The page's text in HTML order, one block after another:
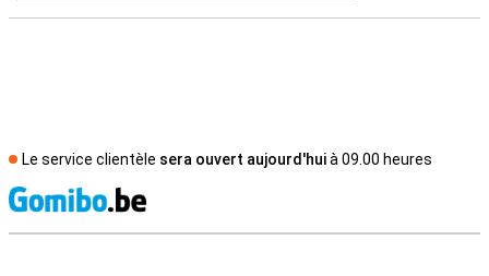
Le service clientèle sera ouvert aujourd'huià 09.00 heures